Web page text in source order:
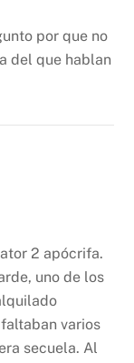
por que no
del que hablan
2 apócrifa.
uno de los
varios
secuela. Al